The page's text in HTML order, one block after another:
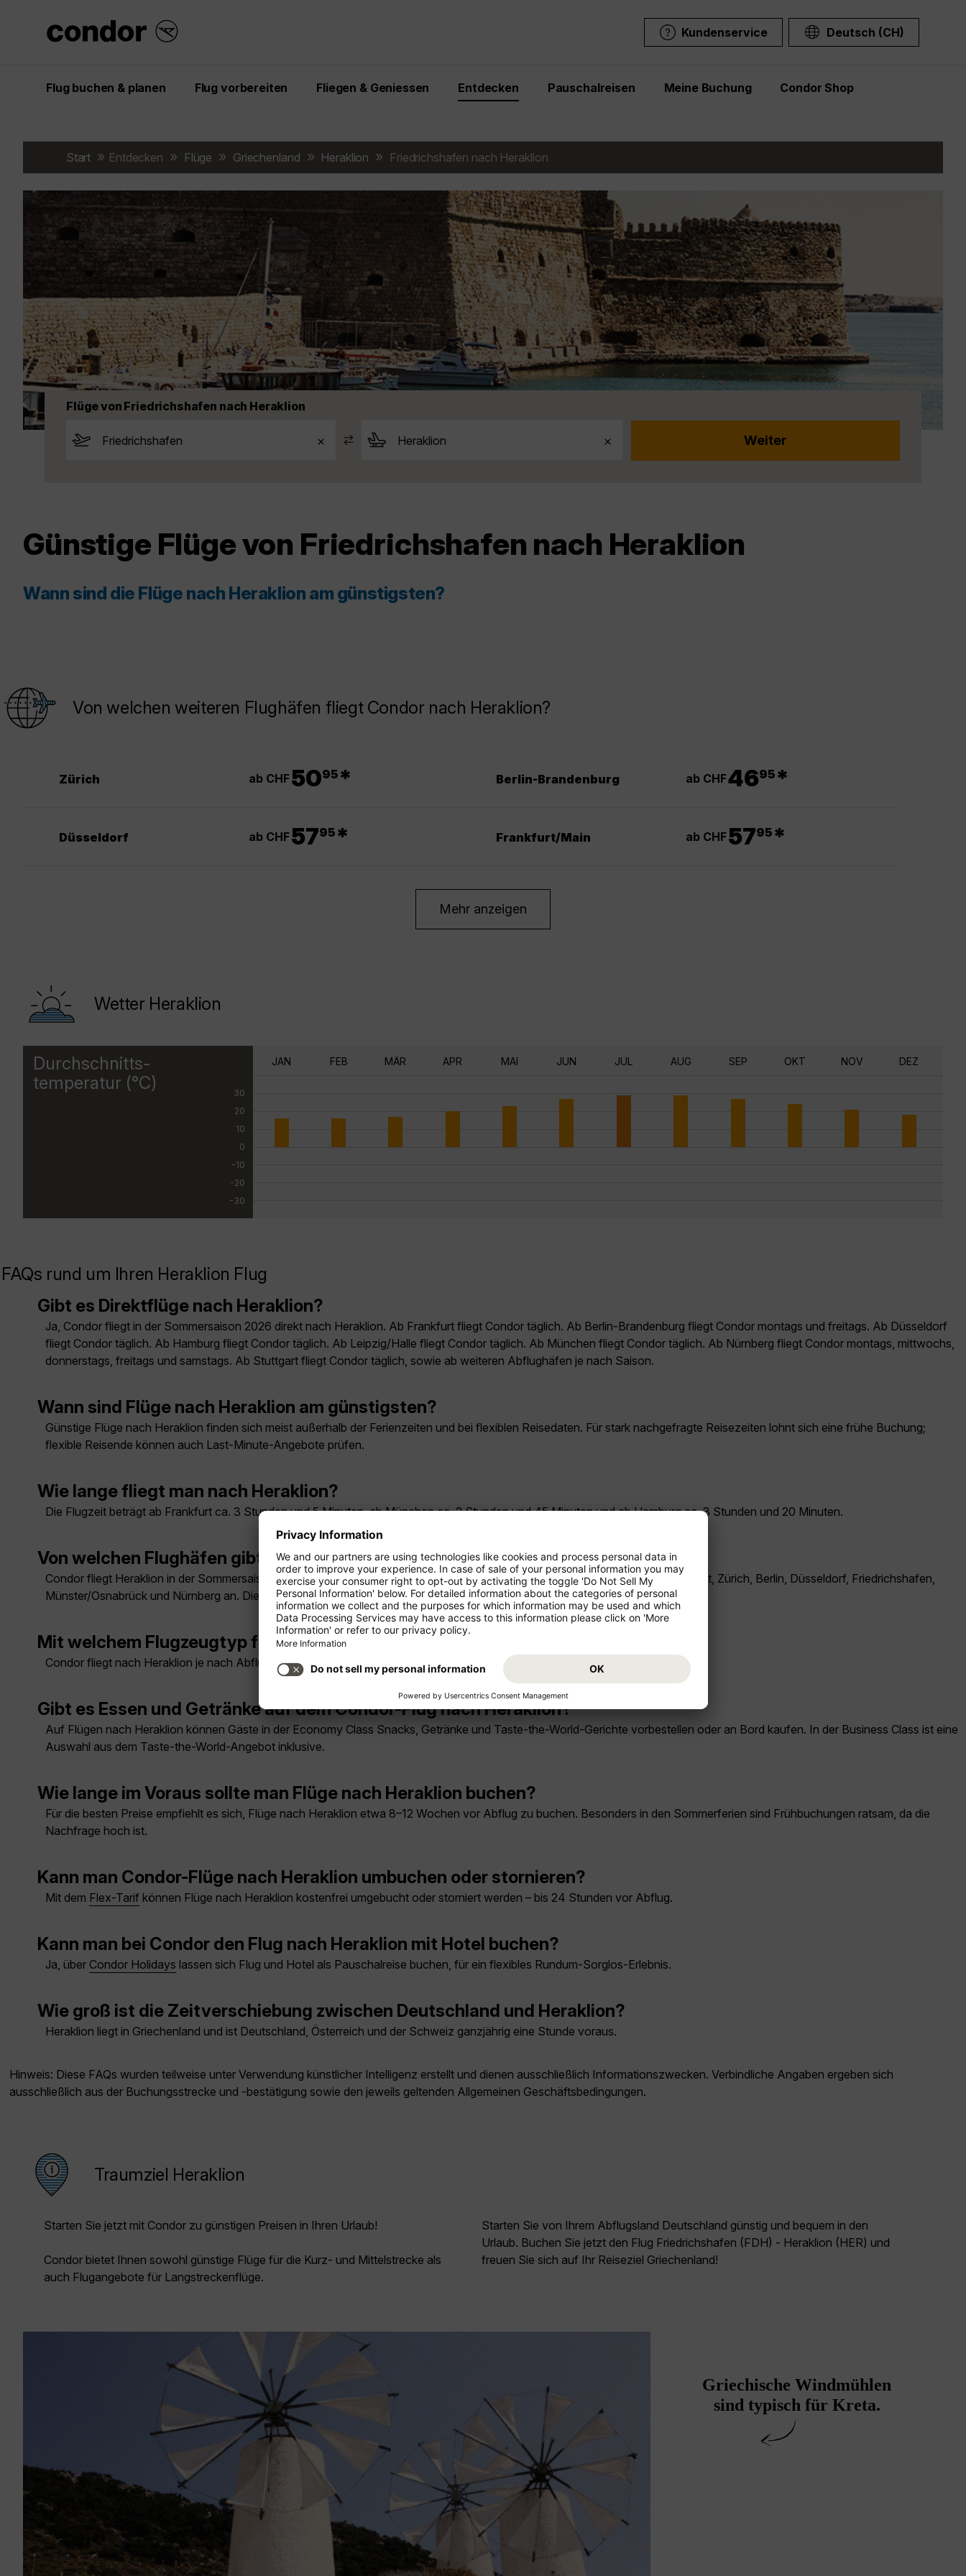
Kundenservice Deutsch (CH)
Flug buchen & planen Flug vorbereiten Fliegen & Geniessen Entdecken Pauschalreisen Meine Buchung Condor Shop
Start Entdecken Flüge Griechenland Heraklion Friedrichshafen nach Heraklion
Flüge von Friedrichshafen nach Heraklion
Günstige Flüge von Friedrichshafen nach Heraklion
Wann sind die Flüge nach Heraklion am günstigsten?
Von welchen weiteren Flughäfen fliegt Condor nach Heraklion?
Zürich ab CHF5095 * Berlin-Brandenburg ab CHF4695 *
Düsseldorf ab CHF5795 * Frankfurt/Main ab CHF5795 *
Mehr anzeigen
Wetter Heraklion
Durchschnitts-
temperatur (°C)
30
20
10
0
-10
-20
-30
JAN FEB MÄR APR MAI JUN JUL AUG SEP OKT NOV DEZ
FAQs rund um Ihren Heraklion Flug
Gibt es Direktflüge nach Heraklion?
Ja, Condor fliegt in der Sommersaison 2026 direkt nach Heraklion. Ab Frankfurt fliegt Condor täglich. Ab Berlin-Brandenburg fliegt Condor montags und freitags. Ab Düsseldorf
fliegt Condor täglich. Ab Hamburg fliegt Condor täglich. Ab Leipzig/Halle fliegt Condor täglich. Ab München fliegt Condor täglich. Ab Nürnberg fliegt Condor montags, mittwochs,
donnerstags, freitags und samstags. Ab Stuttgart fliegt Condor täglich, sowie ab weiteren Abflughäfen je nach Saison.
Wann sind Flüge nach Heraklion am günstigsten?
Günstige Flüge nach Heraklion finden sich meist außerhalb der Ferienzeiten und bei flexiblen Reisedaten. Für stark nachgefragte Reisezeiten lohnt sich eine frühe Buchung;
flexible Reisende können auch Last-Minute-Angebote prüfen.
Wie lange fliegt man nach Heraklion?
Die Flugzeit beträgt ab Frankfurt ca. 3 Stunden und 5 Minuten, ab München ca. 2 Stunden und 45 Minuten und ab Hamburg ca. 3 Stunden und 20 Minuten.
Von welchen Flughäfen gibt es Flüge nach Heraklion?
Condor fliegt Heraklion in der Sommersaison 2026 unter anderem direkt ab Frankfurt, Hamburg, Leipzig/Halle, München, Stuttgart, Zürich, Berlin, Düsseldorf, Friedrichshafen,
Münster/Osnabrück und Nürnberg an. Die Flugtage unterscheiden sich je nach Abflughafen.
Mit welchem Flugzeugtyp fliegt Condor nach Heraklion?
Condor fliegt nach Heraklion je nach Abflugort und Flugtag mit Flugzeugen der Airbus A320- und Airbus A321-Familie.
Gibt es Essen und Getränke auf dem Condor-Flug nach Heraklion?
Auf Flügen nach Heraklion können Gäste in der Economy Class Snacks, Getränke und Taste-the-World-Gerichte vorbestellen oder an Bord kaufen. In der Business Class ist eine
Auswahl aus dem Taste-the-World-Angebot inklusive.
Wie lange im Voraus sollte man Flüge nach Heraklion buchen?
Für die besten Preise empfiehlt es sich, Flüge nach Heraklion etwa 8–12 Wochen vor Abflug zu buchen. Besonders in den Sommerferien sind Frühbuchungen ratsam, da die
Nachfrage hoch ist.
Kann man Condor-Flüge nach Heraklion umbuchen oder stornieren?
Mit dem Flex-Tarif können Flüge nach Heraklion kostenfrei umgebucht oder storniert werden – bis 24 Stunden vor Abflug.
Kann man bei Condor den Flug nach Heraklion mit Hotel buchen?
Ja, über Condor Holidays lassen sich Flug und Hotel als Pauschalreise buchen, für ein flexibles Rundum-Sorglos-Erlebnis.
Wie groß ist die Zeitverschiebung zwischen Deutschland und Heraklion?
Heraklion liegt in Griechenland und ist Deutschland, Österreich und der Schweiz ganzjährig eine Stunde voraus.
Hinweis: Diese FAQs wurden teilweise unter Verwendung künstlicher Intelligenz erstellt und dienen ausschließlich Informationszwecken. Verbindliche Angaben ergeben sich
ausschließlich aus der Buchungsstrecke und -bestätigung sowie den jeweils geltenden Allgemeinen Geschäftsbedingungen.
Traumziel Heraklion
Starten Sie jetzt mit Condor zu günstigen Preisen in Ihren Urlaub!
Condor bietet Ihnen sowohl günstige Flüge für die Kurz- und Mittelstrecke als
auch Flugangebote für Langstreckenflüge.
Starten Sie von Ihrem Abflugsland Deutschland günstig und bequem in den
Urlaub. Buchen Sie jetzt den Flug Friedrichshafen (FDH) - Heraklion (HER) und
freuen Sie sich auf Ihr Reiseziel Griechenland!
Griechische Windmühlen
sind typisch für Kreta.